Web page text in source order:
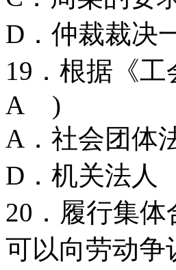
D．仲裁裁决
19．根据《
A )
A．社会团
D．机关法人
20．履行集
可以向劳动争